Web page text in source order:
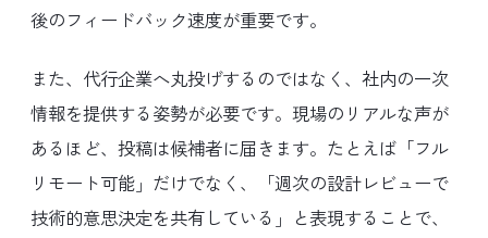
後のフィードバック速度が重要です。
また、代行企業へ丸投げするのではなく、社内の一次
情報を提供する姿勢が必要です。現場のリアルな声が
あるほど、投稿は候補者に届きます。たとえば「フル
リモート可能」だけでなく、「週次の設計レビューで
技術的意思決定を共有している」と表現することで、